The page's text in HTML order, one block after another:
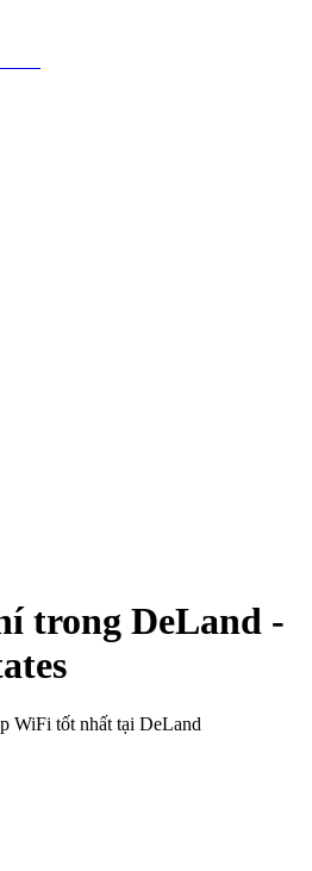
trong DeLand -
WiFi tốt nhất tại DeLand